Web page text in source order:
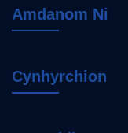
Amdanom Ni
Cynhyrchion